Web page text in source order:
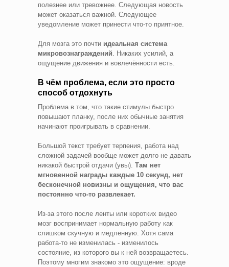
полезнее или тревожнее. Следующая новость
может оказаться важной. Следующее
уведомление может принести что-то приятное.
Для мозга это почти идеальная система
микровознаграждений . Никаких усилий, а
ощущение движения и вовлечённости есть.
В чём проблема, если это просто
способ отдохнуть
Проблема в том, что такие стимулы быстро
повышают планку, после них обычные занятия
начинают проигрывать в сравнении.
Большой текст требует терпения, работа над
сложной задачей вообще может долго не давать
никакой быстрой отдачи (увы). Там нет
мгновенной награды каждые 10 секунд, нет
бесконечной новизны и ощущения, что вас
постоянно что-то развлекает.
Из-за этого после ленты или коротких видео
мозг воспринимает нормальную работу как
слишком скучную и медленную. Хотя сама
работа-то не изменилась - изменилось
состояние, из которого вы к ней возвращаетесь.
Поэтому многим знакомо это ощущение: вроде